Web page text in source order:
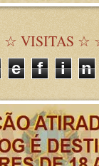
VISITAS
e f i n